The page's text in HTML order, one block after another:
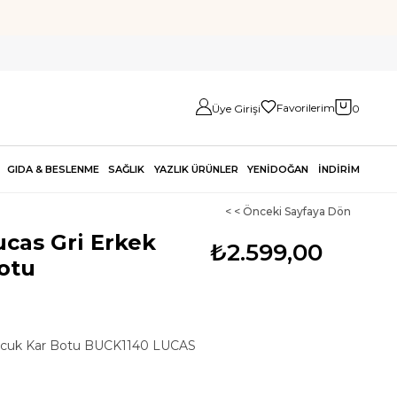
Üye Girişi Favorilerim 0
GIDA & BESLENME SAĞLIK YAZLIK ÜRÜNLER YENİDOĞAN İNDİRİM
< < Önceki Sayfaya Dön
₺2.599,00
Gri Erkek
Kar Botu BUCK1140 LUCAS